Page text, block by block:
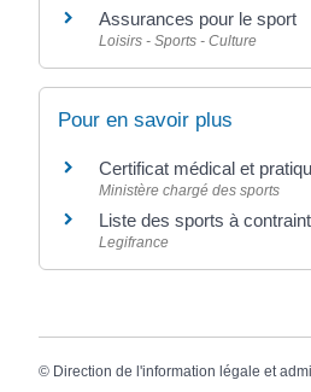
Assurances pour le sport
Loisirs - Sports - Culture
Pour en savoir plus
Certificat médical et
Ministère chargé des sports
Liste des sports à
Legifrance
© Direction de l'information légale et